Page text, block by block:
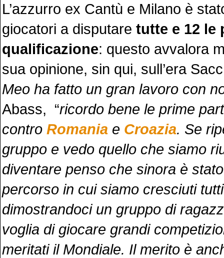
L’azzurro ex Cantù e Milano è
giocatori a disputare tutte e 12 le
qualificazione: questo avvalora
sua opinione, sin qui, sull’era
Meo ha fatto un gran lavoro con
Abass, “ricordo bene le prime
contro Romania e Croazia. Se
gruppo e vedo quello che siamo
diventare penso che sinora è
percorso in cui siamo cresciuti
dimostrandoci un gruppo di
voglia di giocare grandi
meritati il Mondiale. Il merito è